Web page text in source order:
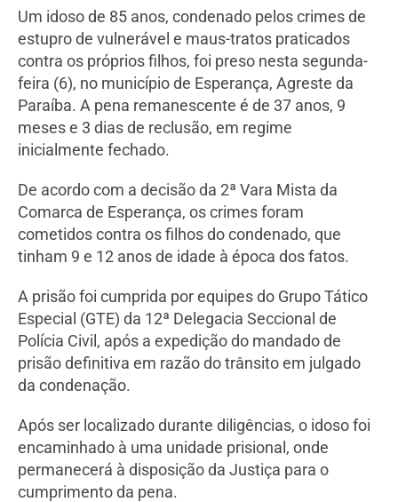
Um idoso de 85 anos, condenado pelos crimes de
estupro de vulnerável e maus-tratos praticados
contra os próprios filhos, foi preso nesta segunda-
feira (6), no município de Esperança, Agreste da
Paraíba. A pena remanescente é de 37 anos, 9
meses e 3 dias de reclusão, em regime
inicialmente fechado.
De acordo com a decisão da 2ª Vara Mista da
Comarca de Esperança, os crimes foram
cometidos contra os filhos do condenado, que
tinham 9 e 12 anos de idade à época dos fatos.
A prisão foi cumprida por equipes do Grupo Tático
Especial (GTE) da 12ª Delegacia Seccional de
Polícia Civil, após a expedição do mandado de
prisão definitiva em razão do trânsito em julgado
da condenação.
Após ser localizado durante diligências, o idoso foi
encaminhado à uma unidade prisional, onde
permanecerá à disposição da Justiça para o
cumprimento da pena.